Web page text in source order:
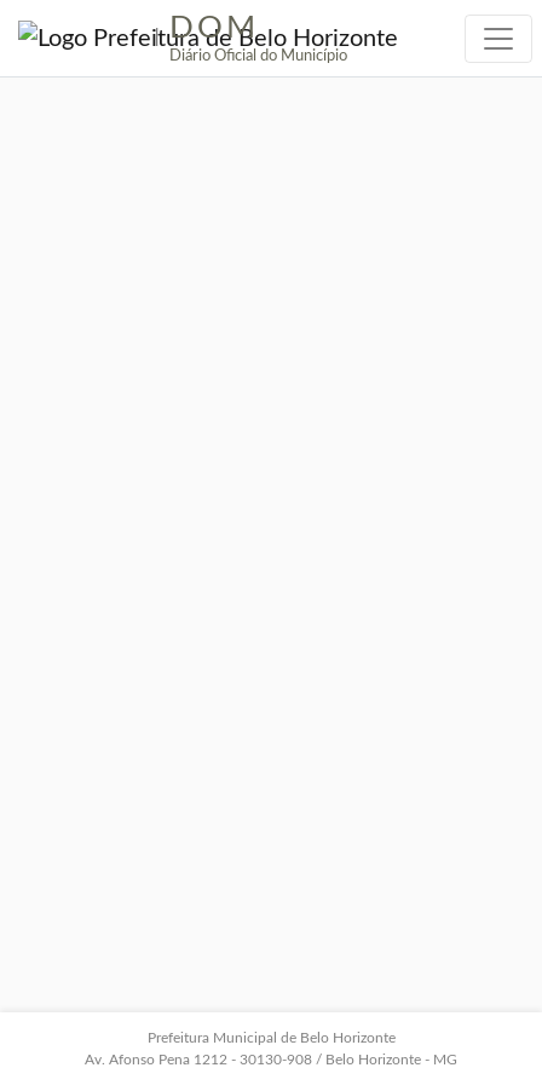
| DOM
Diário Oficial do Município
Prefeitura Municipal de Belo Horizonte
Av. Afonso Pena 1212 - 30130-908 / Belo Horizonte - MG